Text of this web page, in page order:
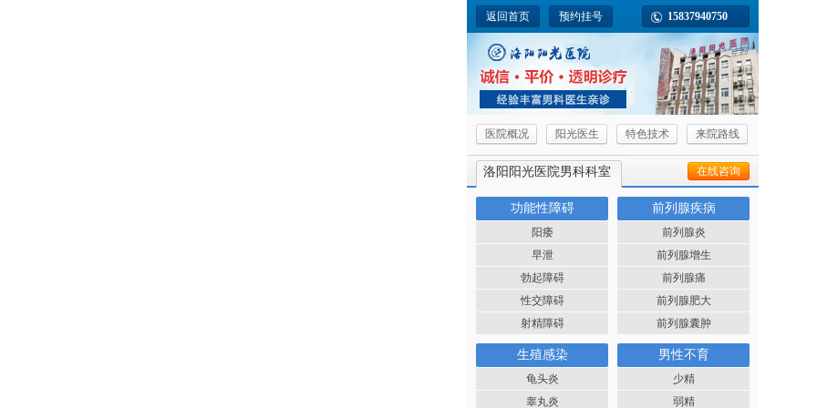
返回首页 预约挂号 15837940750
医院概况 阳光医生 特色技术 来院路线
洛阳阳光医院男科科室 在线咨询
功能性障碍
阳痿
早泄
勃起障碍
性交障碍
射精障碍
前列腺疾病
前列腺炎
前列腺增生
前列腺痛
前列腺肥大
前列腺囊肿
生殖感染
龟头炎
睾丸炎
男性不育
少精
弱精